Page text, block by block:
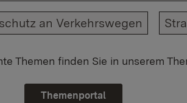
an Verkehrswegen
Themen finden Sie in unserem
Themenportal